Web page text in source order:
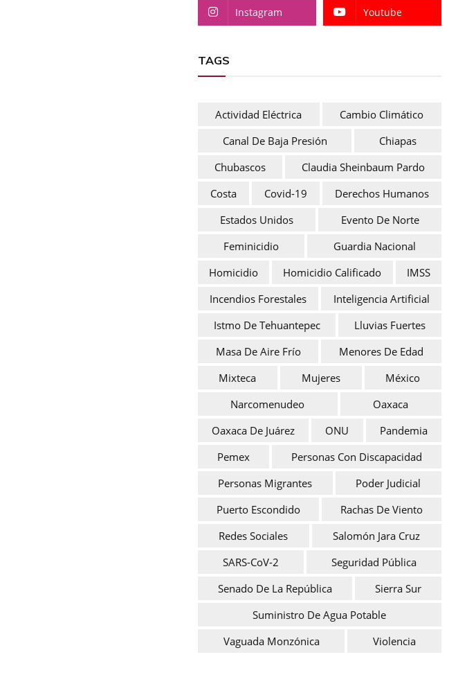
Instagram Youtube
TAGS
Actividad Eléctrica
Cambio Climático
Canal De Baja Presión
Chiapas
Chubascos
Claudia Sheinbaum Pardo
Costa
Covid-19
Derechos Humanos
Estados Unidos
Evento De Norte
Feminicidio
Guardia Nacional
Homicidio
Homicidio Calificado
IMSS
Incendios Forestales
Inteligencia Artificial
Istmo De Tehuantepec
Lluvias Fuertes
Masa De Aire Frío
Menores De Edad
Mixteca
Mujeres
México
Narcomenudeo
Oaxaca
Oaxaca De Juárez
ONU
Pandemia
Pemex
Personas Con Discapacidad
Personas Migrantes
Poder Judicial
Puerto Escondido
Rachas De Viento
Redes Sociales
Salomón Jara Cruz
SARS-CoV-2
Seguridad Pública
Senado De La República
Sierra Sur
Suministro De Agua Potable
Vaguada Monzónica
Violencia